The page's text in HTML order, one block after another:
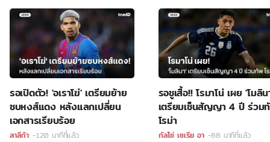
รอเปิดตัว! 'อเราโฆ่' เตรียมย้าย
ซบหงส์แดง หลังแลกเปลี่ยน
เอกสารเรียบร้อย
ลาลีก้า -120 นาทีที่แล้ว
รอชูเสื้อ!! โรมาโน่ เผย 'โมลิน
เตรียมเซ็นสัญญา 4 ปี ร่วม
โรม่า
กัลโช่ เซเรีย อา -88 นาทีที่แล้ว